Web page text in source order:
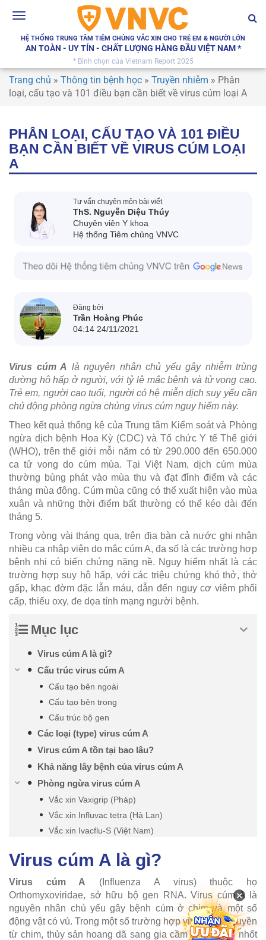
Toggle
HỆ THỐNG TRUNG TÂM TIÊM CHỦNG VẮC XIN CHO TRẺ EM & NGƯỜI LỚN
AN TOÀN - UY TÍN - CHẤT LƯỢNG HÀNG ĐẦU VIỆT NAM *
* Bình chọn của Vietnam Report 2025
Trang chủ » Thông tin bệnh học » Truyền nhiễm » Phân
loại, cấu tạo và 101 điều bạn cần biết về virus cúm loại A
PHÂN LOẠI, CẤU TẠO VÀ 101 ĐIỀU
BẠN CẦN BIẾT VỀ VIRUS CÚM LOẠI
A
Tư vấn chuyên môn bài viết
ThS. Nguyễn Diệu Thúy
Chuyên viên Y khoa
Hệ thống Tiêm chủng VNVC
Đăng bởi
Trần Hoàng Phúc
04:14 24/11/2021
Virus cúm A là nguyên nhân chủ yếu gây nhiễm trùng
đường hô hấp ở người, với tỷ lệ mắc bệnh và tử vong cao.
Trẻ em, người cao tuổi, người có hệ miễn dịch suy yếu cần
chủ động phòng ngừa chủng virus cúm nguy hiểm này.
Theo kết quả thống kê của Trung tâm Kiểm soát và Phòng
ngừa dịch bệnh Hoa Kỳ (CDC) và Tổ chức Y tế Thế giới
(WHO), trên thế giới mỗi năm có từ 290.000 đến 650.000
ca tử vong do cúm mùa. Tại Việt Nam, dịch cúm mùa
thường bùng phát vào mùa thu và đạt đỉnh điểm và các
tháng mùa đông. Cúm mùa cũng có thể xuất hiện vào mùa
xuân và những thời điểm bất thường có thể kéo dài đến
tháng 5.
Trong vòng vài tháng qua, trên địa bàn cả nước ghi nhận
nhiều ca nhập viện do mắc cúm A, đa số là các trường hợp
bệnh nhi có biến chứng nặng nề. Nguy hiểm nhất là các
trường hợp suy hô hấp, với các triệu chứng khó thở, thở
gấp, khạc đờm đặc lẫn máu, dẫn đến nguy cơ viêm phổi
cấp, thiếu oxy, đe dọa tính mạng người bệnh.
Mục lục
Virus cúm A là gì?
Cấu trúc virus cúm A
Cấu tạo bên ngoài
Cấu tạo bên trong
Cấu trúc bộ gen
Các loại (type) virus cúm A
Virus cúm A tồn tại bao lâu?
Khả năng lây bệnh của virus cúm A
Phòng ngừa virus cúm A
Vắc xin Vaxigrip (Pháp)
Vắc xin Influvac tetra (Hà Lan)
Vắc xin Ivacflu-S (Việt Nam)
Virus cúm A là gì?
Virus cúm A (Influenza A virus) thuộc họ
Orthomyxoviridae, sở hữu bộ gen RNA. Virus cúm A là
nguyên nhân chủ yếu gây bệnh cúm ở chim và một số
động vật có vú. Trong một số trường hợp virus được truyền
từ chim, thủy sản hoang dã sang gia cầm được nuôi nhốt
×